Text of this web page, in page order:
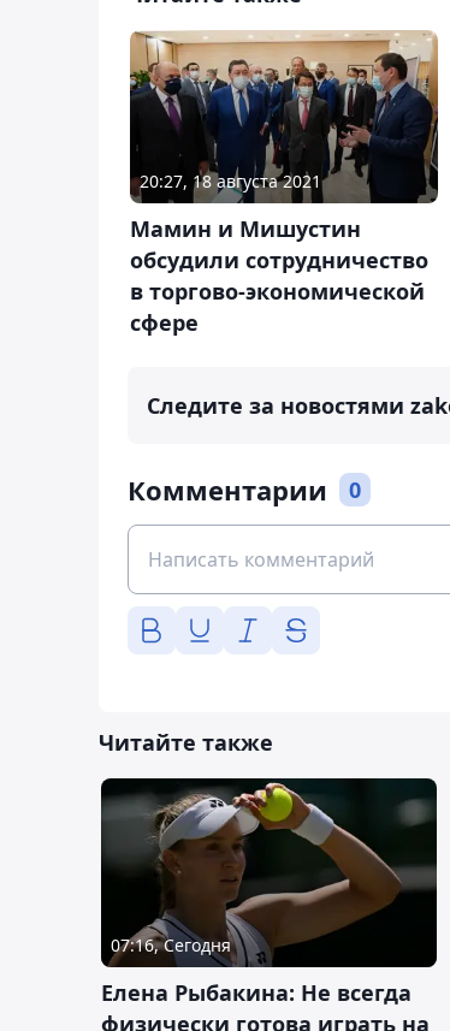
20:27, 18 августа 2021
Мамин и Мишустин
обсудили сотрудничество
в торгово-экономической
сфере
Следите за новостями
Комментарии 0
Читайте также
07:16, Сегодня
Елена Рыбакина: Не всегда
физически готова играть на